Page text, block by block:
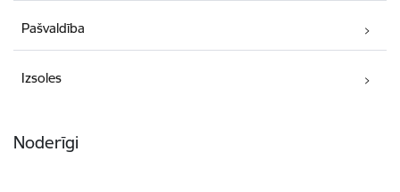
Pašvaldība
Izsoles
Noderīgi